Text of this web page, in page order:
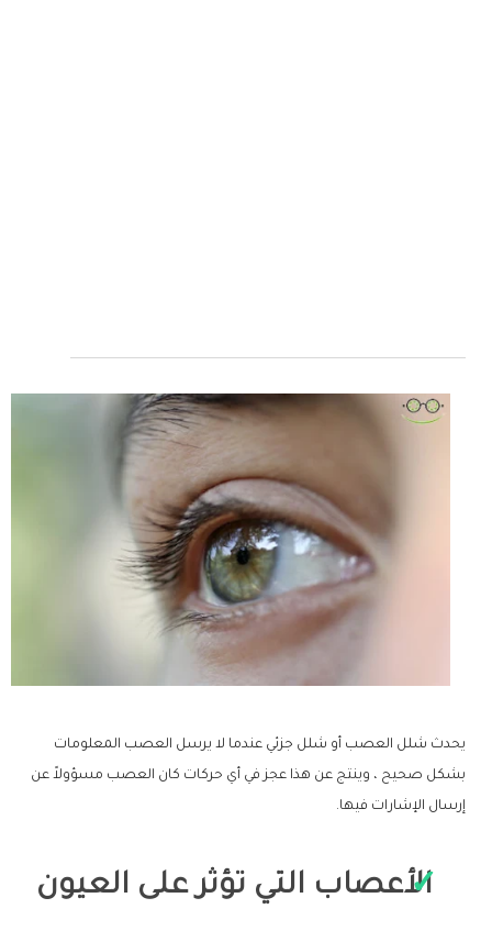
يحدث شلل العصب أو شلل جزئي عندما لا يرسل العصب المعلومات
بشكل صحيح ، وينتج عن هذا عجز في أي حركات كان العصب مسؤولاً عن
إرسال الإشارات فيها.
الأعصاب التي تؤثر على العيون